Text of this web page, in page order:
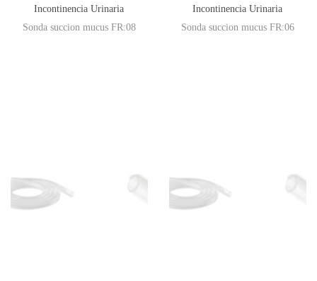
Incontinencia Urinaria
Sonda succion mucus FR:08
Incontinencia Urinaria
Sonda succion mucus FR:06